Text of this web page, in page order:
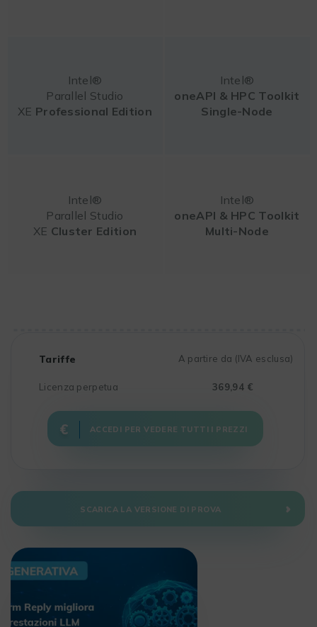
Intel®
Parallel Studio
XE Professional Edition
Intel®
oneAPI & HPC Toolkit
Single-Node
Intel®
Parallel Studio
XE Cluster Edition
Intel®
oneAPI & HPC Toolkit
Multi-Node
A partire da (IVA esclusa)
Tariffe
Licenza perpetua 369,94 €
ACCEDI PER VEDERE TUTTI I PREZZI
SCARICA LA VERSIONE DI PROVA